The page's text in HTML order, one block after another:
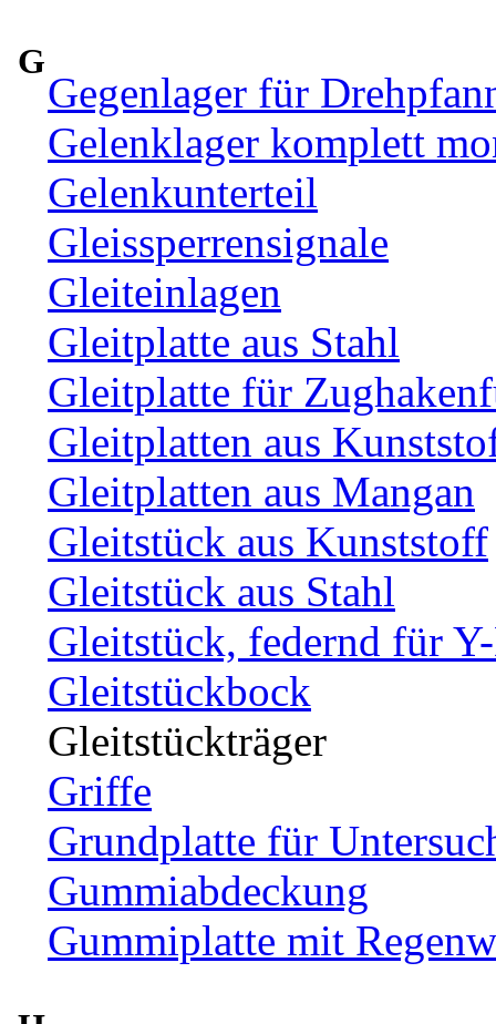
G
Gegenlager für
Gelenklager komplett
Gelenkunterteil
Gleissperrensignale
Gleiteinlagen
Gleitplatte aus Stahl
Gleitplatte für
Gleitplatten aus
Gleitplatten aus Mangan
Gleitstück aus Kunststoff
Gleitstück aus Stahl
Gleitstück, federnd für
Gleitstückbock
Gleitstückträger
Griffe
Grundplatte für
Gummiabdeckung
Gummiplatte mit